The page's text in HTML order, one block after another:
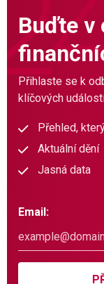
Buďte v
Přihlaste se k
klíčových
Přehled,
Aktuální dění
Jasná data
Email: